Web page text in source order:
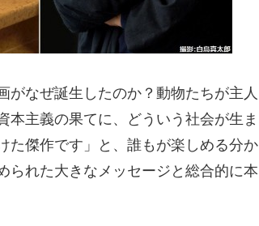
がなぜ誕生したのか？動物たちが主人
主義の果てに、どういう社会が生ま
た傑作です」と、誰もが楽しめる分か
られた大きなメッセージと総合的に本